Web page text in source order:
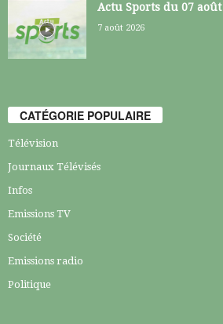
Actu Sports du 07 août
7 août 2026
CATÉGORIE POPULAIRE
Télévision
Journaux Télévisés
Infos
Emissions TV
Société
Emissions radio
Politique